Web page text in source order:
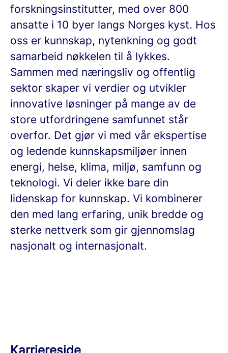
forskningsinstitutter, med over 800
ansatte i 10 byer langs Norges kyst. Hos
oss er kunnskap, nytenkning og godt
samarbeid nøkkelen til å lykkes.
Sammen med næringsliv og offentlig
sektor skaper vi verdier og utvikler
innovative løsninger på mange av de
store utfordringene samfunnet står
overfor. Det gjør vi med vår ekspertise
og ledende kunnskapsmiljøer innen
energi, helse, klima, miljø, samfunn og
teknologi. Vi deler ikke bare din
lidenskap for kunnskap. Vi kombinerer
den med lang erfaring, unik bredde og
sterke nettverk som gir gjennomslag
nasjonalt og internasjonalt.